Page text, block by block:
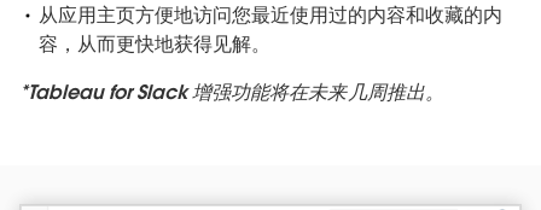
从应用主页方便地访问您最近使用过的内容和收藏的内
容，从而更快地获得见解。
*Tableau for Slack 增强功能将在未来几周推出。